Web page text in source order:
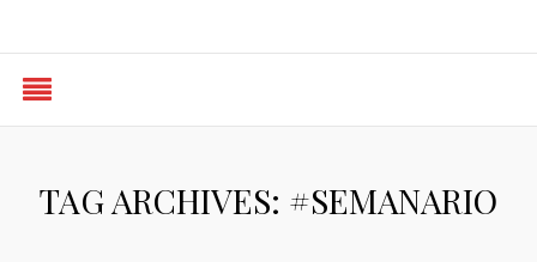
TAG ARCHIVES: #SEMANARIO